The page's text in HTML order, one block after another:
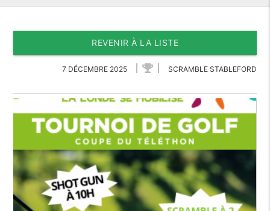
REVENIR À LA LISTE
7 DÉCEMBRE 2025 SCRAMBLE STABLEFORD